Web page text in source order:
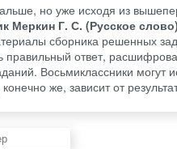
но уже исходя из
Меркин Г. С. (Русское
сборника решенных
правильный ответ,
Восьмиклассники могут
же, зависит от